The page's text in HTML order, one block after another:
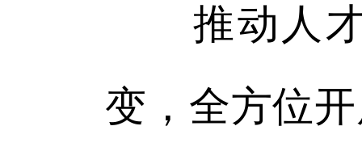
推动人才
变，全方位